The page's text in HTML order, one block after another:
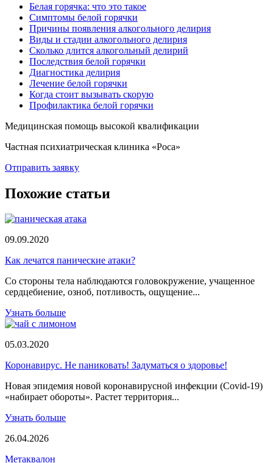
Белая горячка: что это такое
Симптомы белой горячки
Причины появления алкогольного делирия
Виды и стадии алкогольного делирия
Сколько длится алкогольный делирий
Последствия белой горячки
Диагностика делирия
Лечение белой горячки
Когда стоит вызывать скорую
Профилактика белой горячки
Медицинская помощь высокой квалификации
Частная психиатрическая клиника «Роса»
Отправить заявку
Похожие статьи
09.09.2020
Как лечатся панические атаки?
Со стороны тела наблюдаются головокружение, учащенное
сердцебиение, озноб, потливость, ощущение...
Узнать больше
05.03.2020
Коронавирус. Не паниковать! Задуматься о здоровье!
Новая эпидемия новой коронавирусной инфекции (Covid-19)
«набирает обороты». Растет территория...
Узнать больше
26.04.2026
Метаквалон